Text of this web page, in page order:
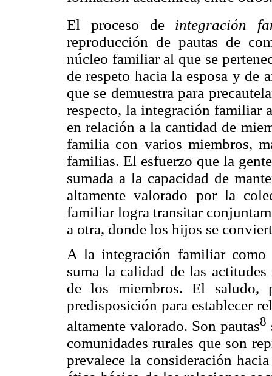
El proceso de integración
reproducción de pautas de
núcleo familiar al que se
de respeto hacia la esposa y de
que se demuestra para
respecto, la integración familiar
en relación a la cantidad de
familia con varios miembros,
familias. El esfuerzo que la
sumada a la capacidad de
altamente valorado por la
familiar logra transitar
a otra, donde los hijos se
A la integración familiar como
suma la calidad de las
de los miembros. El saludo,
predisposición para establecer
altamente valorado. Son pautas8
comunidades rurales que son
prevalece la consideración